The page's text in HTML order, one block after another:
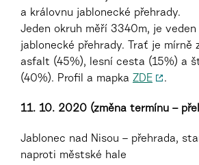
a královnu jablonecké přehrady.
Jeden okruh měří 3340m, je veden
jablonecké přehrady. Trať je mírně
asfalt (45%), lesní cesta (15%) a
(40%). Profil a mapka ZDE .
11. 10. 2020 (změna termínu –
Jablonec nad Nisou – přehrada,
naproti městské hale